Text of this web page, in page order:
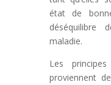
état de
déséquilibre
maladie.
Les
proviennent